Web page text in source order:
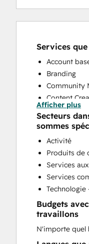
Services
Account
Branding
Community
Content
CRM
CRM
Custom API
Customer
Customer
Customer
Customer
Email
Full Inbound
Help Desk
HubSpot
Knowledge
Afficher plus
Secteurs
sommes
Activité
Produits de
Services
Services
Technologie
Budgets
travaillons
N'importe quel